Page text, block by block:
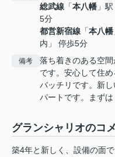
総武線 「本八幡 」
5分
都営新宿線 「本八幡
内」 停歩5分
備考
落ち着きのある空
です。安心して住
バッチリです。新
パートです。まずは
グランシャリオのコ
築4年と新しく、設備の面